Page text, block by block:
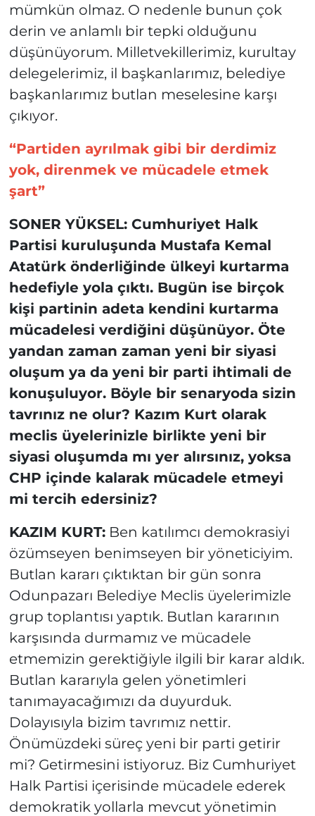
mümkün olmaz. O nedenle bunun çok
derin ve anlamlı bir tepki olduğunu
düşünüyorum. Milletvekillerimiz, kurultay
delegelerimiz, il başkanlarımız, belediye
başkanlarımız butlan meselesine karşı
çıkıyor.
“Partiden ayrılmak gibi bir derdimiz
yok, direnmek ve mücadele etmek
şart”
SONER YÜKSEL: Cumhuriyet Halk
Partisi kuruluşunda Mustafa Kemal
Atatürk önderliğinde ülkeyi kurtarma
hedefiyle yola çıktı. Bugün ise birçok
kişi partinin adeta kendini kurtarma
mücadelesi verdiğini düşünüyor. Öte
yandan zaman zaman yeni bir siyasi
oluşum ya da yeni bir parti ihtimali de
konuşuluyor. Böyle bir senaryoda sizin
tavrınız ne olur? Kazım Kurt olarak
meclis üyelerinizle birlikte yeni bir
siyasi oluşumda mı yer alırsınız, yoksa
CHP içinde kalarak mücadele etmeyi
mi tercih edersiniz?
KAZIM KURT:Ben katılımcı demokrasiyi
özümseyen benimseyen bir yöneticiyim.
Butlan kararı çıktıktan bir gün sonra
Odunpazarı Belediye Meclis üyelerimizle
grup toplantısı yaptık. Butlan kararının
karşısında durmamız ve mücadele
etmemizin gerektiğiyle ilgili bir karar aldık.
Butlan kararıyla gelen yönetimleri
tanımayacağımızı da duyurduk.
Dolayısıyla bizim tavrımız nettir.
Önümüzdeki süreç yeni bir parti getirir
mi? Getirmesini istiyoruz. Biz Cumhuriyet
Halk Partisi içerisinde mücadele ederek
demokratik yollarla mevcut yönetimin